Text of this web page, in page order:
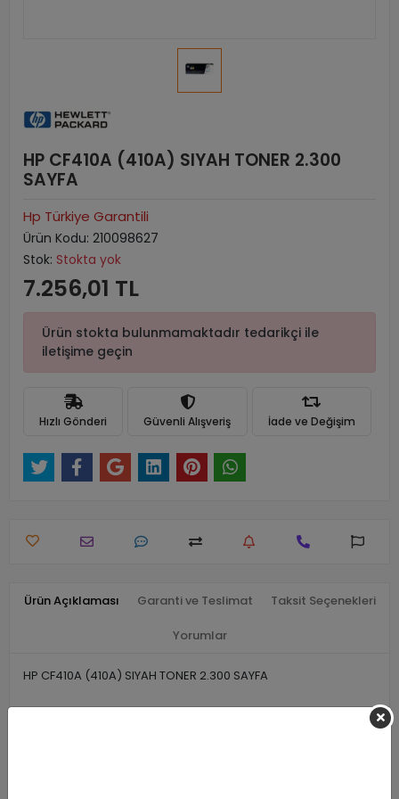
HP CF410A (410A) SIYAH TONER 2.300
SAYFA
Hp Türkiye Garantili
Ürün Kodu: 210098627
Stok: Stokta yok
7.256,01 TL
Ürün stokta bulunmamaktadır tedarikçi ile
iletişime geçin
Hızlı Gönderi Güvenli Alışveriş İade ve Değişim
Ürün Açıklaması Garanti ve Teslimat Taksit Seçenekleri
Yorumlar
HP CF410A (410A) SIYAH TONER 2.300 SAYFA